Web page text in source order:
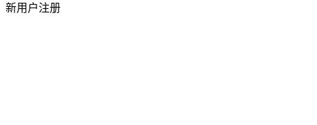
新用户注册